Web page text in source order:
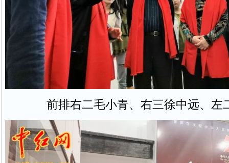
前排右二毛小青、右三徐中远、左